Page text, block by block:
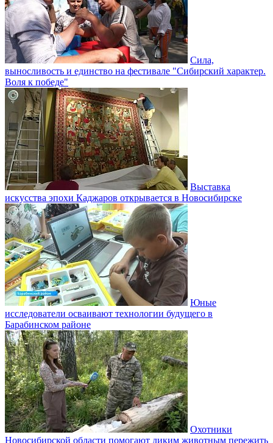
Сила,
выносливость и единство на фестивале "Сибирский характер.
Воля к победе"
Выставка
искусства эпохи Каджаров открывается в Новосибирске
Юные
исследователи осваивают технологии будущего в
Барабинском районе
Охотники
Новосибирской области помогают диким животным пережить